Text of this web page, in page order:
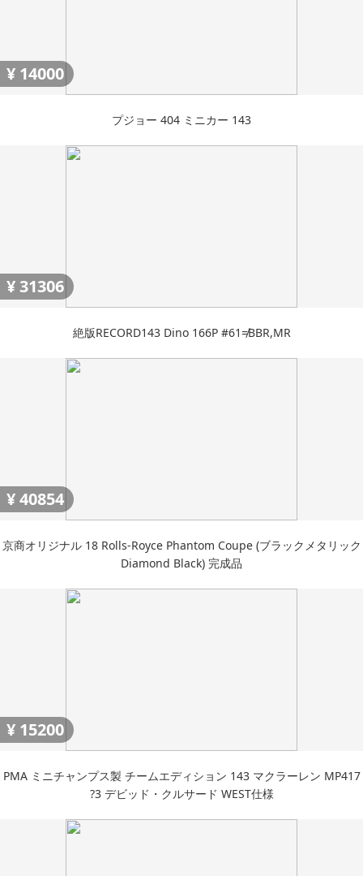
¥ 14000
プジョー 404 ミニカー 143
¥31306
絶版RECORD143 Dino 166P #61≠BBR,MR
¥40854
京商オリジナル 18 Rolls-Royce Phantom Coupe (ブラックメタリック
Diamond Black) 完成品
¥ 15200
PMA ミニチャンプス製 チームエディション 143 マクラーレン MP417
?3 デビッド・クルサード WEST仕様